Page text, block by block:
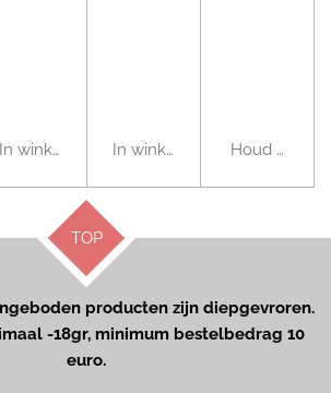
hoogte
In winkelwagenIn winkelwagenHoud mij op
TOP
producten zijn diepgevroren.
-18gr, minimum bestelbedrag 10
euro.